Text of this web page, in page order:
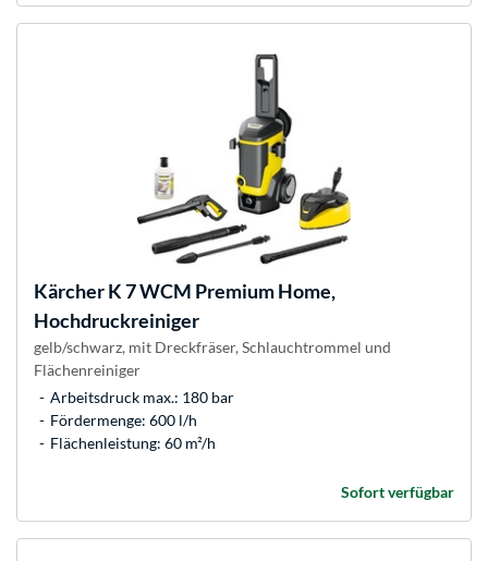
KärcherK 7 WCM Premium Home,
Hochdruckreiniger
gelb/schwarz, mit Dreckfräser, Schlauchtrommel und
Flächenreiniger
Arbeitsdruck max.: 180 bar
Fördermenge: 600 l/h
Flächenleistung: 60 m²/h
Sofort verfügbar